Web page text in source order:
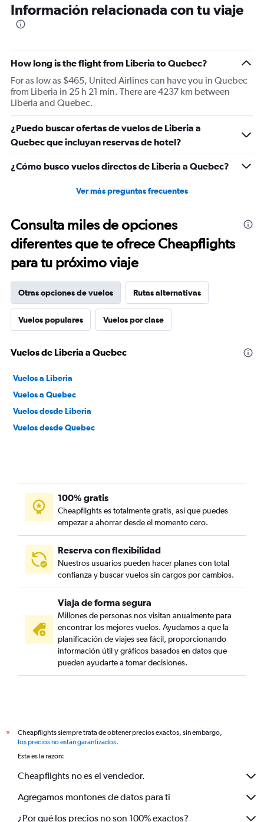
Información relacionada con tu viaje
How long is the flight from Liberia to Quebec?
For as low as $465, United Airlines can have you in Quebec
from Liberia in 25 h 21 min. There are 4237 km between
Liberia and Quebec.
¿Puedo buscar ofertas de vuelos de Liberia a
Quebec que incluyan reservas de hotel?
¿Cómo busco vuelos directos de Liberia a Quebec?
Ver más preguntas frecuentes
Consulta miles de opciones
diferentes que te ofrece Cheapflights
para tu próximo viaje
Otras opciones de vuelos Rutas alternativas
Vuelos populares Vuelos por clase
Vuelos de Liberia a Quebec
Vuelos a Liberia
Vuelos a Quebec
Vuelos desde Liberia
Vuelos desde Quebec
100% gratis
Cheapflights es totalmente gratis, así que puedes
empezar a ahorrar desde el momento cero.
Reserva con flexibilidad
Nuestros usuarios pueden hacer planes con total
confianza y buscar vuelos sin cargos por cambios.
Viaja de forma segura
Millones de personas nos visitan anualmente para
encontrar los mejores vuelos. Ayudamos a que la
planificación de viajes sea fácil, proporcionando
información útil y gráficos basados en datos que
pueden ayudarte a tomar decisiones.
*
Cheapflights siempre trata de obtener precios exactos, sin embargo,
los precios no están garantizados.
Esta es la razón:
Cheapflights no es el vendedor.
Agregamos montones de datos para ti
¿Por qué los precios no son 100% exactos?